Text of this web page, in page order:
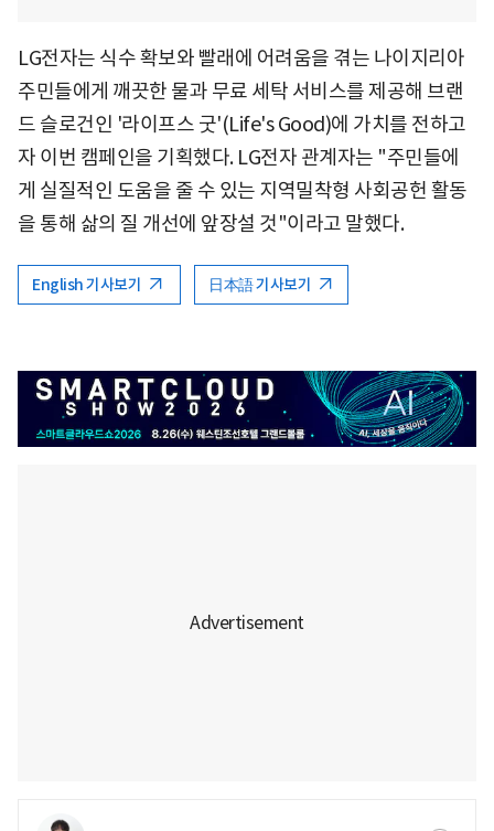
LG전자는 식수 확보와 빨래에 어려움을 겪는 나이지리아
주민들에게 깨끗한 물과 무료 세탁 서비스를 제공해 브랜
드 슬로건인 '라이프스 굿'(Life's Good)에 가치를 전하고
자 이번 캠페인을 기획했다. LG전자 관계자는 "주민들에
게 실질적인 도움을 줄 수 있는 지역밀착형 사회공헌 활동
을 통해 삶의 질 개선에 앞장설 것"이라고 말했다.
English 기사보기 日本語 기사보기